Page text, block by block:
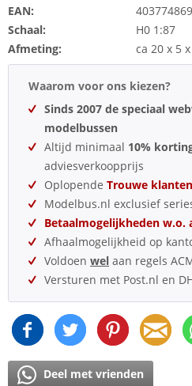
EAN:
Schaal:
H0 1:87
Afmeting:
ca 20 x 5
Waarom voor ons kiezen?
Sinds 2007 de speciaal
modelbussen
Altijd minimaal 10%
adviesverkoopprijs
Oplopende Trouwe
Modelbus.nl exclusief
Betaalmogelijkheden
Afhaalmogelijkheid op
Voldoen wel aan regels
Versturen met Post.nl en
Deel met vrienden